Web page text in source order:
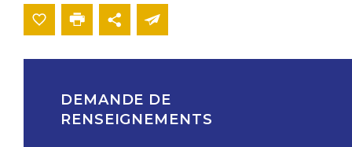
DEMANDE DE
RENSEIGNEMENTS